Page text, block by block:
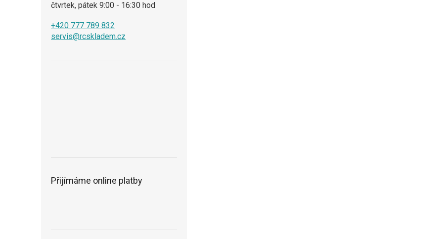
čtvrtek, pátek 9:00 - 16:30 hod
+420 777 789 832
servis@rcskladem.cz
Přijímáme online platby